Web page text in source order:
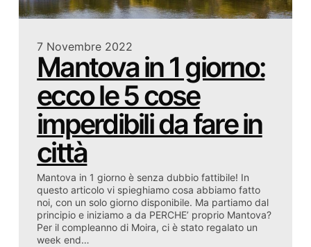
7 Novembre 2022
Mantova in 1 giorno:
ecco le 5 cose
imperdibili da fare in
città
Mantova in 1 giorno è senza dubbio fattibile! In
questo articolo vi spieghiamo cosa abbiamo fatto
noi, con un solo giorno disponibile. Ma partiamo dal
principio e iniziamo a da PERCHE’ proprio Mantova?
Per il compleanno di Moira, ci è stato regalato un
week end…